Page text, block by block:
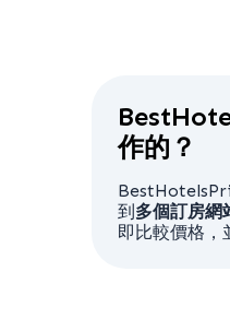
作的？
到多個訂房網
即比較價格，